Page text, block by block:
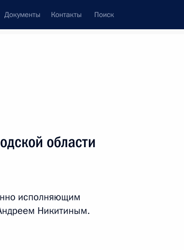
Документы Контакты Поиск
области
исполняющим
Никитиным.